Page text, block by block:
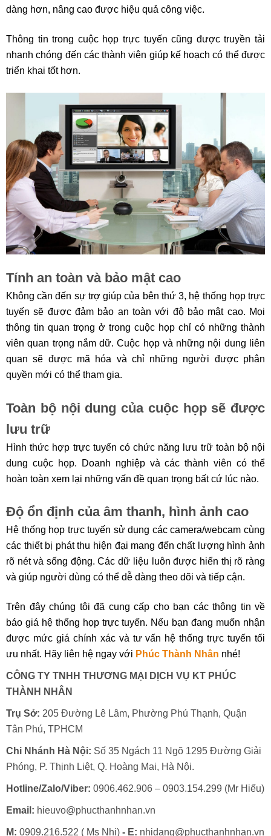
dàng hơn, nâng cao được hiệu quả công việc.
Thông tin trong cuộc họp trực tuyến cũng được truyền tải
nhanh chóng đến các thành viên giúp kế hoạch có thể được
triển khai tốt hơn.
Tính an toàn và bảo mật cao
Không cần đến sự trợ giúp của bên thứ 3, hệ thống họp trực
tuyến sẽ được đảm bảo an toàn với độ bảo mật cao. Mọi
thông tin quan trọng ở trong cuộc họp chỉ có những thành
viên quan trọng nắm dữ. Cuộc họp và những nội dung liên
quan sẽ được mã hóa và chỉ những người được phân
quyền mới có thể tham gia.
Toàn bộ nội dung của cuộc họp sẽ được
lưu trữ
Hình thức hợp trực tuyến có chức năng lưu trữ toàn bộ nội
dung cuộc họp. Doanh nghiệp và các thành viên có thể
hoàn toàn xem lại những vấn đề quan trọng bất cứ lúc nào.
Độ ổn định của âm thanh, hình ảnh cao
Hệ thống họp trực tuyến sử dụng các camera/webcam cùng
các thiết bị phát thu hiện đại mang đến chất lượng hình ảnh
rõ nét và sống động. Các dữ liệu luôn được hiển thị rõ ràng
và giúp người dùng có thể dễ dàng theo dõi và tiếp cận.
Trên đây chúng tôi đã cung cấp cho bạn các thông tin về
báo giá hệ thống họp trực tuyến. Nếu bạn đang muốn nhận
được mức giá chính xác và tư vấn hệ thống trực tuyến tối
ưu nhất. Hãy liên hệ ngay với Phúc Thành Nhân nhé!
CÔNG TY TNHH THƯƠNG MẠI DỊCH VỤ KT PHÚC
THÀNH NHÂN
Trụ Sở: 205 Đường Lê Lâm, Phường Phú Thạnh, Quận
Tân Phú, TPHCM
Chi Nhánh Hà Nội: Số 35 Ngách 11 Ngõ 1295 Đường Giải
Phóng, P. Thịnh Liệt, Q. Hoàng Mai, Hà Nội.
Hotline/Zalo/Viber: 0906.462.906 – 0903.154.299 (Mr Hiếu)
Email: hieuvo@phucthanhnhan.vn
M: 0909.216.522 ( Ms Nhị) - E: nhidang@phucthanhnhan.vn